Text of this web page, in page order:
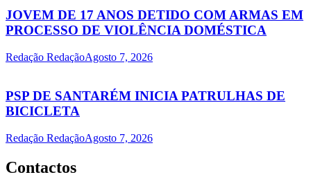
JOVEM DE 17 ANOS DETIDO COM ARMAS EM
PROCESSO DE VIOLÊNCIA DOMÉSTICA
Redação RedaçãoAgosto 7, 2026
PSP DE SANTARÉM INICIA PATRULHAS DE
BICICLETA
Redação RedaçãoAgosto 7, 2026
Contactos